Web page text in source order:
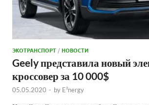
ЭКОТРАНСПОРТ /НОВОСТИ
Geely представила новый
кроссовер за 10 000$
05.05.2020 - by E²nergy